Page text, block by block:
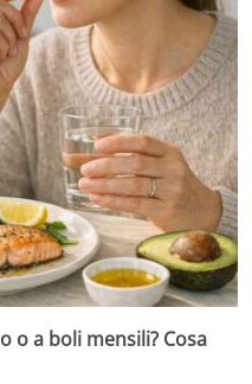
o a boli mensili? Cosa